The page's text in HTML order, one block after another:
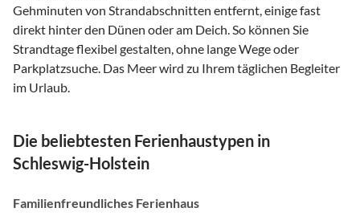
Gehminuten von Strandabschnitten entfernt, einige fast
direkt hinter den Dünen oder am Deich. So können Sie
Strandtage flexibel gestalten, ohne lange Wege oder
Parkplatzsuche. Das Meer wird zu Ihrem täglichen Begleiter
im Urlaub.
Die beliebtesten Ferienhaustypen in
Schleswig-Holstein
Familienfreundliches Ferienhaus